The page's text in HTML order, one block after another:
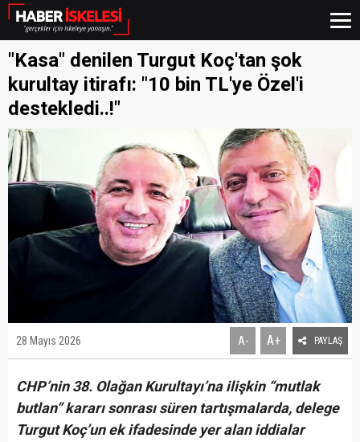
"Kasa" denilen Turgut Koç'tan şok
kurultay itirafı: "10 bin TL'ye Özel'i
destekledi..!"
28 Mayıs 2026 A- A+ PAYLAŞ
CHP’nin 38. Olağan Kurultayı’na ilişkin “mutlak
butlan” kararı sonrası süren tartışmalarda, delege
Turgut Koç’un ek ifadesinde yer alan iddialar